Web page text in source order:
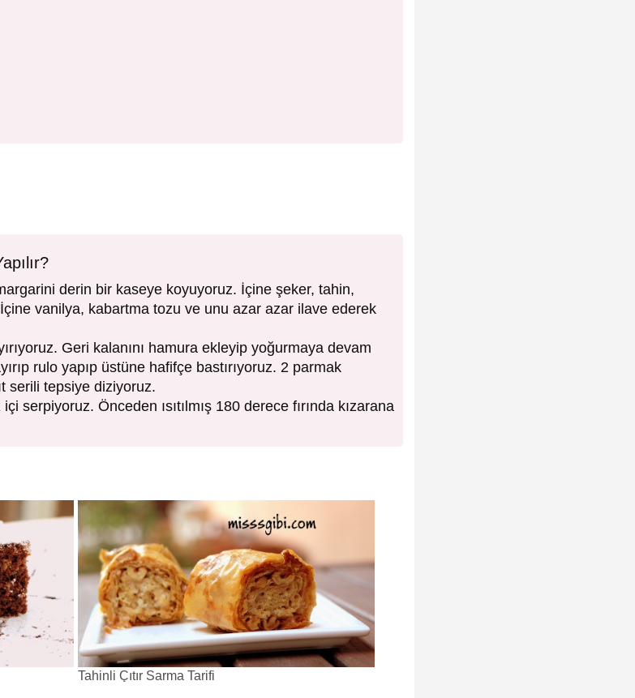
derin bir kaseye koyuyoruz. İçine şeker, tahin,
İçine vanilya, kabartma tozu ve unu azar azar ilave ederek
Geri kalanını hamura ekleyip yoğurmaya devam
rulo yapıp üstüne hafifçe bastırıyoruz. 2 parmak
serili tepsiye diziyoruz.
serpiyoruz. Önceden ısıtılmış 180 derece fırında kızarana
Tahinli Çıtır Sarma Tarifi